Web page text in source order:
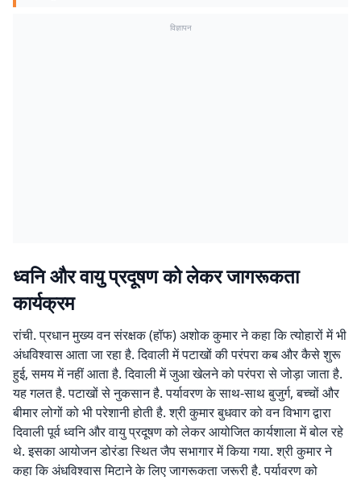
विज्ञापन
ध्वनि और वायु प्रदूषण को लेकर जागरूकता
कार्यक्रम
रांची. प्रधान मुख्य वन संरक्षक (हॉफ) अशोक कुमार ने कहा कि त्योहारों में भी
अंधविश्वास आता जा रहा है. दिवाली में पटाखों की परंपरा कब और कैसे शुरू
हुई, समय में नहीं आता है. दिवाली में जुआ खेलने को परंपरा से जोड़ा जाता है.
यह गलत है. पटाखों से नुकसान है. पर्यावरण के साथ-साथ बुजुर्ग, बच्चों और
बीमार लोगों को भी परेशानी होती है. श्री कुमार बुधवार को वन विभाग द्वारा
दिवाली पूर्व ध्वनि और वायु प्रदूषण को लेकर आयोजित कार्यशाला में बोल रहे
थे. इसका आयोजन डोरंडा स्थित जैप सभागार में किया गया. श्री कुमार ने
कहा कि अंधविश्वास मिटाने के लिए जागरूकता जरूरी है. पर्यावरण को